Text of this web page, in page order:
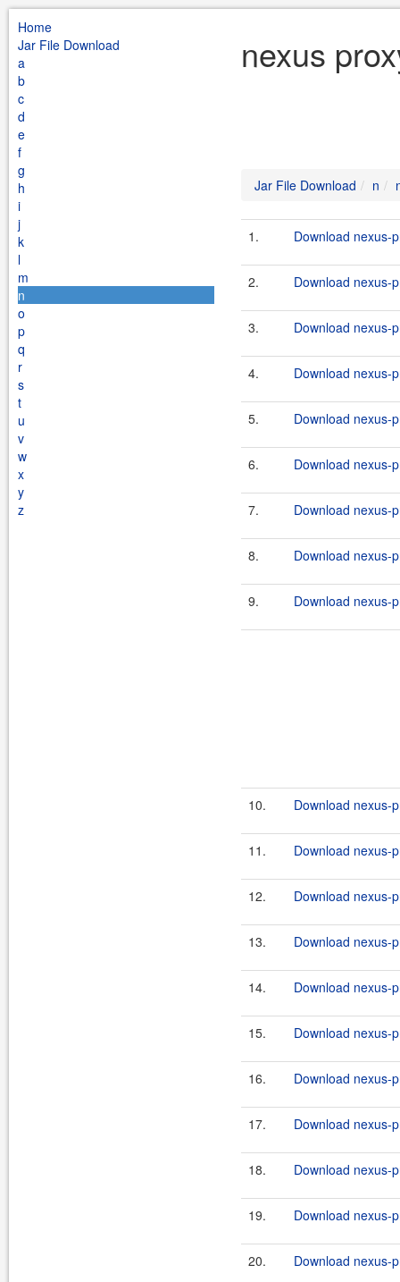
Home
Jar File Download
a
b
c
d
e
f
g
h
i
j
k
l
m
n
o
p
q
r
s
t
u
v
w
x
y
z
nexus
Jar File Download n
1. Download nexus-
2. Download nexus-
3. Download nexus-
4. Download nexus-
5. Download nexus-
6. Download nexus-
7. Download nexus-
8. Download nexus-
9. Download nexus-
10. Download nexus-
11. Download nexus-
12. Download nexus-
13. Download nexus-
14. Download nexus-
15. Download nexus-
16. Download nexus-
17. Download nexus-
18. Download nexus-
19. Download nexus-
20. Download nexus-